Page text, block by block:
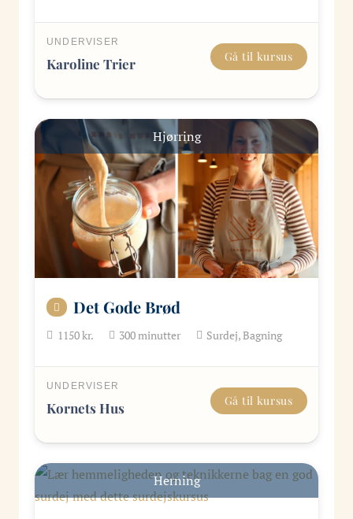
UNDERVISER
Karoline Trier Gå til kursus
Hjørring
Det Gode Brød
1150kr. 300minutter Surdej, Bagning
UNDERVISER
Kornets Hus Gå til kursus
Herning